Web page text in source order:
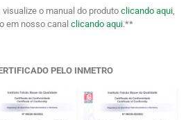
o manual do produto clicando aqui,
em nosso canal clicando aqui.**
PELO INMETRO